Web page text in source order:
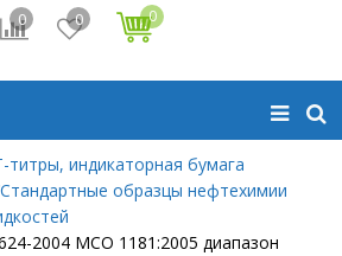
0 0 0
индикаторная бумага
образцы нефтехимии
2004 МСО 1181:2005 диапазон